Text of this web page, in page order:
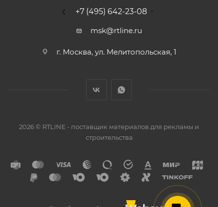
+7 (495) 642-23-08
msk@rtline.ru
г. Москва, ул. Мелитопольская, 1
2026 © RTLINE - поставщик материалов для рекламы и
строительства